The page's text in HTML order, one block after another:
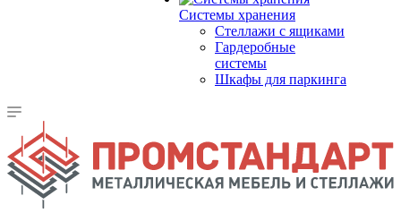
Системы хранения
Стеллажи с ящиками
Гардеробные
системы
Шкафы для паркинга